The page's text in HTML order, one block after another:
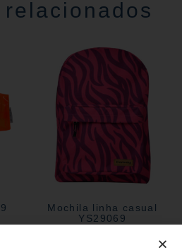
Mochila linha casual
YS29069